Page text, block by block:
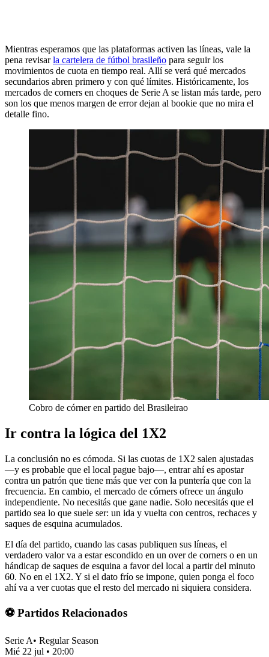
Mientras esperamos que las plataformas activen las líneas, vale la
pena revisarla cartelera de fútbol brasileño para seguir los
movimientos de cuota en tiempo real. Allí se verá qué mercados
secundarios abren primero y con qué límites. Históricamente, los
mercados de corners en choques de Serie A se listan más tarde, pero
son los que menos margen de error dejan al bookie que no mira el
detalle fino.
Cobro de córner en partido del Brasileirao
Ir contra la lógica del 1X2
La conclusión no es cómoda. Si las cuotas de 1X2 salen ajustadas
—y es probable que el local pague bajo—, entrar ahí es apostar
contra un patrón que tiene más que ver con la puntería que con la
frecuencia. En cambio, el mercado de córners ofrece un ángulo
independiente. No necesitás que gane nadie. Solo necesitás que el
partido sea lo que suele ser: un ida y vuelta con centros, rechaces y
saques de esquina acumulados.
El día del partido, cuando las casas publiquen sus líneas, el
verdadero valor va a estar escondido en un over de corners o en un
hándicap de saques de esquina a favor del local a partir del minuto
60. No en el 1X2. Y si el dato frío se impone, quien ponga el foco
ahí va a ver cuotas que el resto del mercado ni siquiera considera.
⚽ Partidos Relacionados
Serie A• Regular Season
Mié 22 jul • 20:00